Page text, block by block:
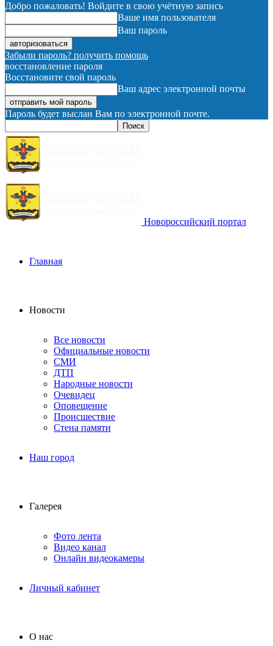
Добро пожаловать! Войдите в свою учётную запись
Ваше имя пользователя
Ваш пароль
Забыли пароль? получить помощь
восстановление пароля
Восстановите свой пароль
Ваш адрес электронной почты
Пароль будет выслан Вам по электронной почте.
Новороссийский портал
Главная
Новости
Все новости
Официальные новости
СМИ
ДТП
Народные новости
Очевидец
Оповещение
Происшествие
Стена памяти
Наш город
Галерея
Фото лента
Видео канал
Онлайн видеокамеры
Личный кабинет
О нас